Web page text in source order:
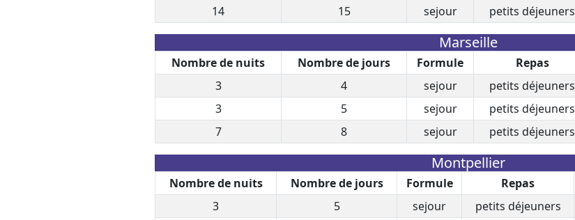
14
15 sejour petits déjeuners
Marseille
Nombre de nuits Nombre de jours Formule Repas
3
4 sejour petits déjeuners
3
5 sejour petits déjeuners
7
8 sejour petits déjeuners
Montpellier
Nombre de nuits Nombre de jours Formule Repas
3
5 sejour petits déjeuners